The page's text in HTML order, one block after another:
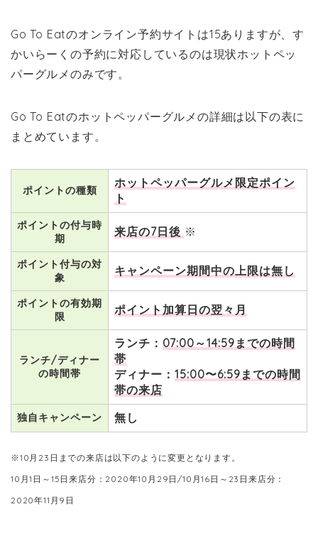
Go To Eatのオンライン予約サイトは15ありますが、す
かいらーくの予約に対応しているのは現状ホットペッ
パーグルメのみです。
Go To Eatのホットペッパーグルメの詳細は以下の表に
まとめています。
ポイントの種類
ホットペッパーグルメ限定ポイン
ト
ポイントの付与時
期
来店の7日後 ※
ポイント付与の対
象
キャンペーン期間中の上限は無し
ポイントの有効期
限
ポイント加算日の翌々月
ランチ/ディナー
の時間帯
ランチ： 07:00～14:59までの時間
帯
ディナー： 15:00〜6:59までの時間
帯の来店
独自キャンペーン 無し
※10月23日までの来店は以下のように変更となります。
10月1日～15日来店分：2020年10月29日/10月16日～23日来店分：
2020年11月9日